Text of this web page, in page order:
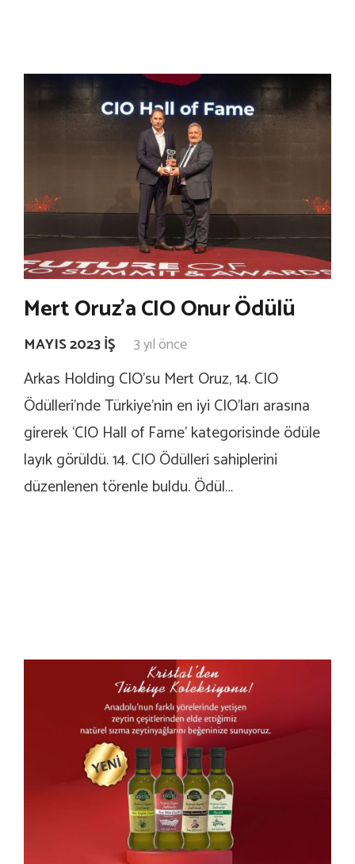
Mert Oruz’a CIO Onur Ödülü
MAYIS 2023 İŞ 3 yıl önce
Arkas Holding CIO’su Mert Oruz, 14. CIO
Ödülleri’nde Türkiye’nin en iyi CIO’ları arasına
girerek ‘CIO Hall of Fame’ kategorisinde ödüle
layık görüldü. 14. CIO Ödülleri sahiplerini
düzenlenen törenle buldu. Ödül…